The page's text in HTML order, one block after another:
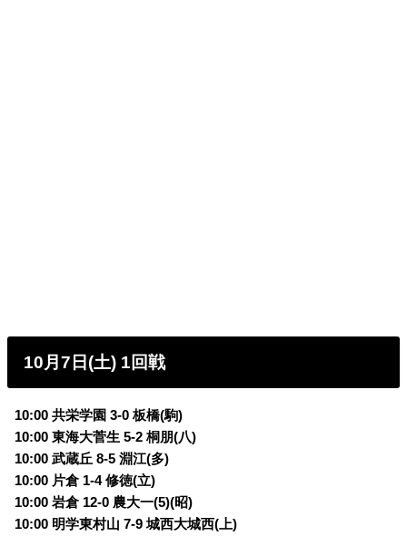
10月7日(土) 1回戦
10:00 共栄学園 3-0 板橋(駒)
10:00 東海大菅生 5-2 桐朋(八)
10:00 武蔵丘 8-5 淵江(多)
10:00 片倉 1-4 修徳(立)
10:00 岩倉 12-0 農大一(5)(昭)
10:00 明学東村山 7-9 城西大城西(上)